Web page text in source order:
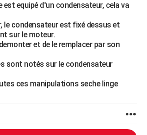
est equipé d'un condensateur, cela va
le condensateur est fixé dessus et
sur le moteur.
et de le remplacer par son
sont notés sur le condensateur
ces manipulations seche linge